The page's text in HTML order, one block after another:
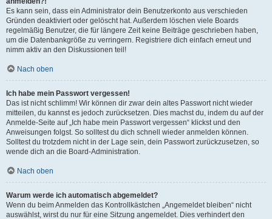
Es kann sein, dass ein Administrator dein Benutzerkonto aus verschieden
Gründen deaktiviert oder gelöscht hat. Außerdem löschen viele Boards
regelmäßig Benutzer, die für längere Zeit keine Beiträge geschrieben haben,
um die Datenbankgröße zu verringern. Registriere dich einfach erneut und
nimm aktiv an den Diskussionen teil!
Nach oben
Ich habe mein Passwort vergessen!
Das ist nicht schlimm! Wir können dir zwar dein altes Passwort nicht wieder
mitteilen, du kannst es jedoch zurücksetzen. Dies machst du, indem du auf der
Anmelde-Seite auf „Ich habe mein Passwort vergessen“ klickst und den
Anweisungen folgst. So solltest du dich schnell wieder anmelden können.
Solltest du trotzdem nicht in der Lage sein, dein Passwort zurückzusetzen, so
wende dich an die Board-Administration.
Nach oben
Warum werde ich automatisch abgemeldet?
Wenn du beim Anmelden das Kontrollkästchen „Angemeldet bleiben“ nicht
auswählst, wirst du nur für eine Sitzung angemeldet. Dies verhindert den